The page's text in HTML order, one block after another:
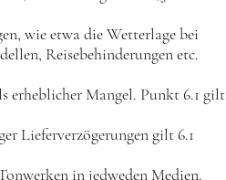
wie etwa die Wetterlage bei
Reisebehinderungen etc.
erheblicher Mangel. Punkt 6.1 gilt
Lieferverzögerungen gilt 6.1
in jedweden Medien.